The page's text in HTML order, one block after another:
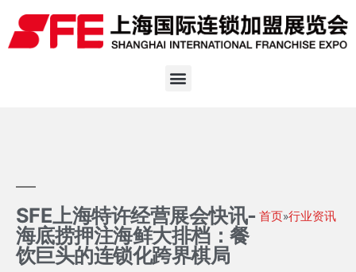
SFE上海特许经营展会快讯-
海底捞押注海鲜大排档：餐
饮巨头的连锁化跨界棋局
首页»行业资讯